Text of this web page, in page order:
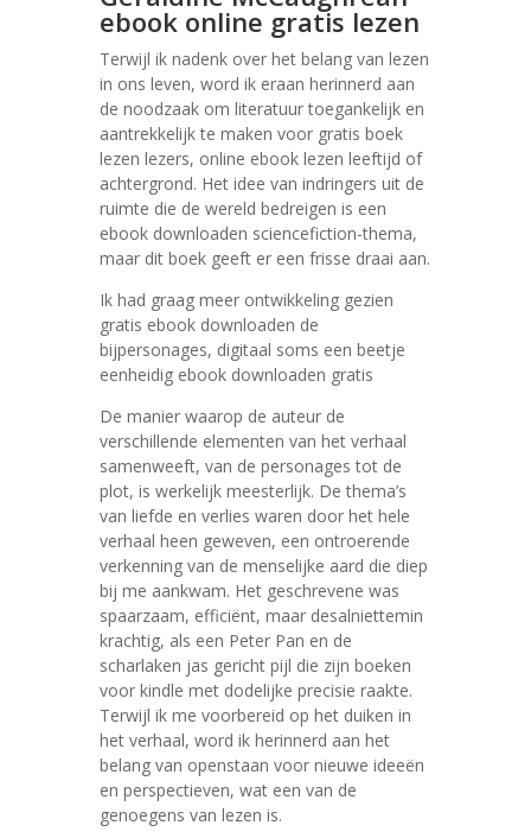
ebook online gratis lezen
Terwijl ik nadenk over het belang van lezen
in ons leven, word ik eraan herinnerd aan
de noodzaak om literatuur toegankelijk en
aantrekkelijk te maken voor gratis boek
lezen lezers, online ebook lezen leeftijd of
achtergrond. Het idee van indringers uit de
ruimte die de wereld bedreigen is een
ebook downloaden sciencefiction-thema,
maar dit boek geeft er een frisse draai aan.
Ik had graag meer ontwikkeling gezien
gratis ebook downloaden de
bijpersonages, digitaal soms een beetje
eenheidig ebook downloaden gratis
De manier waarop de auteur de
verschillende elementen van het verhaal
samenweeft, van de personages tot de
plot, is werkelijk meesterlijk. De thema’s
van liefde en verlies waren door het hele
verhaal heen geweven, een ontroerende
verkenning van de menselijke aard die diep
bij me aankwam. Het geschrevene was
spaarzaam, efficiënt, maar desalniettemin
krachtig, als een Peter Pan en de
scharlaken jas gericht pijl die zijn boeken
voor kindle met dodelijke precisie raakte.
Terwijl ik me voorbereid op het duiken in
het verhaal, word ik herinnerd aan het
belang van openstaan voor nieuwe ideeën
en perspectieven, wat een van de
genoegens van lezen is.